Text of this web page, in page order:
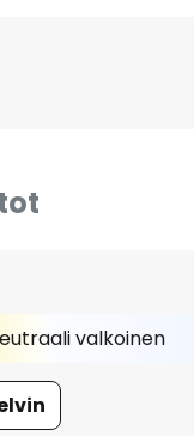
valkoinen